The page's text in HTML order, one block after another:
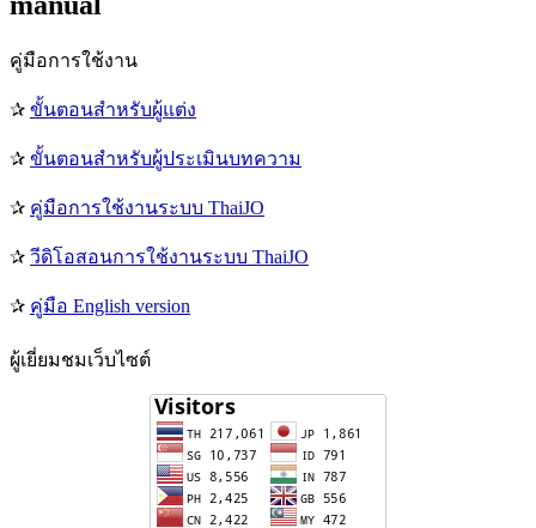
คู่มือการใช้งาน
✰ ขั้นตอนสำหรับผู้แต่ง
✰ ขั้นตอนสำหรับผู้ประเมินบทความ
✰ คู่มือการใช้งานระบบ ThaiJO
✰ วีดิโอสอนการใช้งานระบบ ThaiJO
✰ คู่มือ English version
ผู้เยี่ยมชมเว็บไซต์